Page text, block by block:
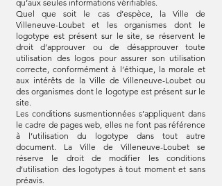
qu’aux seules informations vérifiables.
Quel que soit le cas d’espèce, la Ville de
Villeneuve-Loubet et les organismes dont le
logotype est présent sur le site, se réservent le
droit d’approuver ou de désapprouver toute
utilisation des logos pour assurer son utilisation
correcte, conformément à l’éthique, la morale et
aux intérêts de la Ville de Villeneuve-Loubet ou
des organismes dont le logotype est présent sur le
site.
Les conditions susmentionnées s’appliquent dans
le cadre de pages web, elles ne font pas référence
à l’utilisation du logotype dans tout autre
document. La Ville de Villeneuve-Loubet se
réserve le droit de modifier les conditions
d’utilisation des logotypes à tout moment et sans
préavis.